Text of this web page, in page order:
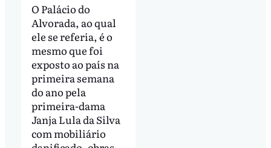
O Palácio do
Alvorada, ao qual
ele se referia, é o
mesmo que foi
exposto ao país na
primeira semana
do ano pela
primeira-dama
Janja Lula da Silva
com mobiliário